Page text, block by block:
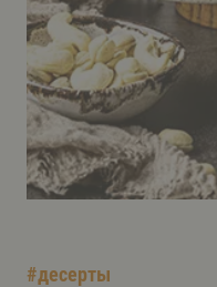
#десерты